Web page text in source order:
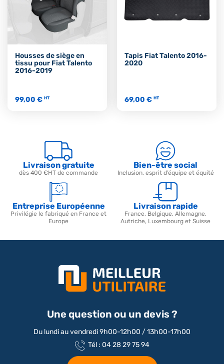
Housses de siège en
tissu pour Fiat Talento
2016-2019
99,00 € HT
Tapis Fiat Talento 2016-
2020
69,00 € HT
Livraison gratuite
dès 400 €HT de commande
Bien-être social
Inclusion, esprit d’équipe et équité
Entreprise Européenne
Privilégie le fabriqué en France et
Europe
Livraison rapide
France, Belgique, Allemagne,
Autriche, Luxembourg et Suisse
Une question ou un devis ?
Du lundi au vendredi 9h00-12h00 / 13h00-17h00
Tél : 04 28 29 75 94